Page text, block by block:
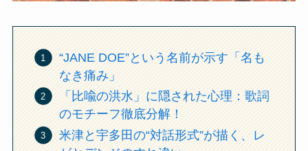
“JANE DOE”という名前が示す「名も
なき痛み」
「比喩の洪水」に隠された心理：歌詞
のモチーフ徹底分解！
米津と宇多田の“対話形式”が描く、レ